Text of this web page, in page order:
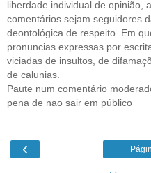
liberdade individual de opinião,
comentários sejam seguidores
deontológica de respeito. Em
pronuncias expressas por
viciadas de insultos, de
de calunias.
Paute num comentário
pena de nao sair em público
‹